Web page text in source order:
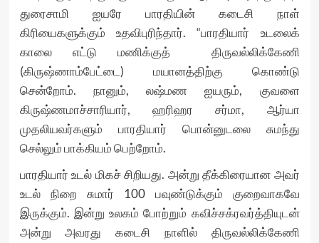
துரைசாமி ஐயரே பாரதியின் கடைசி நாள்
கிரியைகளுக்கும் உதவிபுரிந்தார். “பாரதியார் உடலைக்
காலை எட்டு மணிக்குத் திருவல்லிக்கேணி
(கிருஷ்ணாம்பேட்டை) மயானத்திற்கு கொண்டு
சென்றோம். நானும், லஷ்மண ஐயரும், குவளை
கிருஷ்ணமாச்சாரியார், ஹரிஹர சர்மா, ஆர்யா
முதலியவர்களும் பாரதியார் பொன்னுடலை சுமந்து
செல்லும் பாக்கியம் பெற்றோம்.
பாரதியார் உடல் மிகச் சிறியது. அன்று தீக்கிரையான அவர்
உடல் நிறை சுமார் 100 பவுண்டுக்கும் குறைவாகவே
இருக்கும். இன்று உலகம் போற்றும் கவிச்சக்ரவர்த்தியுடன்
அன்று அவரது கடைசி நாளில் திருவல்லிக்கேணி